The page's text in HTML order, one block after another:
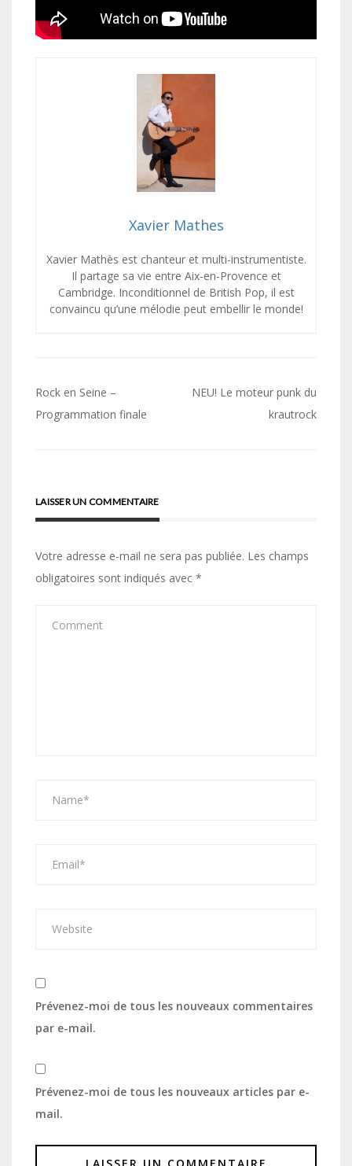
Xavier Mathes
Xavier Mathès est chanteur et multi-instrumentiste.
Il partage sa vie entre Aix-en-Provence et
Cambridge. Inconditionnel de British Pop, il est
convaincu qu’une mélodie peut embellir le monde!
Navigation
de
Rock en Seine –
Programmation finale
NEU! Le moteur punk du
krautrock
LAISSER UN COMMENTAIRE
Votre adresse e-mail ne sera pas publiée. Les champs
obligatoires sont indiqués avec *
Prévenez-moi de tous les nouveaux commentaires
par e-mail.
Prévenez-moi de tous les nouveaux articles par e-
mail.